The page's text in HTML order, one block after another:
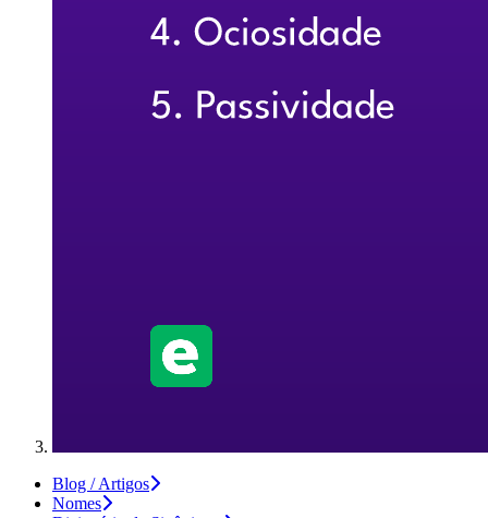
Blog / Artigos
Nomes